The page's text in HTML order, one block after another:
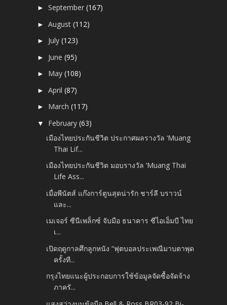
►September(167)
►August(112)
► July(123)
► June(95)
► May(108)
►April(87)
► March(117)
▼ February(63)
เมืองไทยประกันชีวิต ประกาศผลรางวัล ‘Muang
Thai Lif...
เมืองไทยประกันชีวิต มอบรางวัล ‘Muang Thai
Life Ass...
เมื่อพีนัตส์ แก๊งการ์ตูนสุดน่ารัก ชาร์ลี บราวน์
และ...
เมเจอร์ ซีนีเพล็กซ์ จับมือ ธนาคาร ซีไอเอ็มบี ไทย
เ...
เปิดฤดูกาลศึกลูกหนัง “ฟุตบอลประเพณีมาบตาพุด
ครั้งที...
กรุงไทยแนะผู้ประกอบการใช้ข้อมูลจัดซื้อจัดจ้าง
ภาครั...